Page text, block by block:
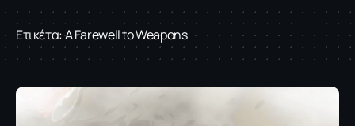
Ετικέτα:A Farewell to Weapons